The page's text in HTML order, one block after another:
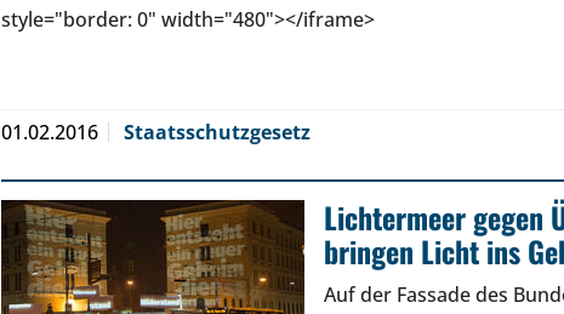
style="border: 0" width="480"></iframe>
01.02.2016 Staatsschutzgesetz
Lichtermeer gegen
bringen Licht ins
Auf der Fassade des